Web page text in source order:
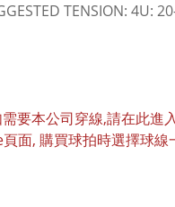
TENSION: 4U:
要本公司穿線,請在此進
頁面, 購買球拍時選擇球線